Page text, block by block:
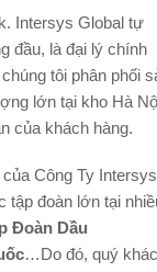
Intersys Global tự
đầu, là đại lý chính
tôi phân phối
lớn tại kho Hà
của khách hàng.
Công Ty Intersys
đoàn lớn tại
Đoàn Dầu
…Do đó, quý